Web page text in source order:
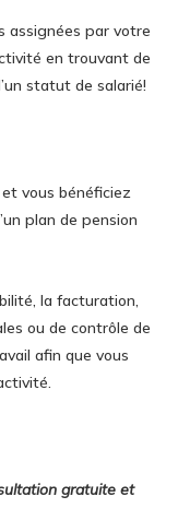
assignées par votre
en trouvant de
statut de salarié!
vous bénéficiez
plan de pension
la facturation,
ou de contrôle de
afin que vous
gratuite et